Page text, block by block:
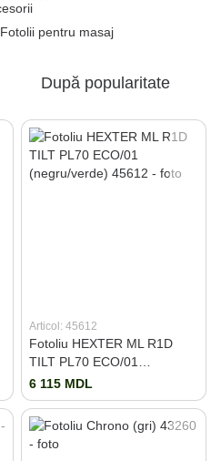
Fotolii pentru masaj
După popularitate
Articol: 45612
Fotoliu HEXTER ML R1D
TILT PL70 ECO/01
(negru/verde)
6 115 MDL